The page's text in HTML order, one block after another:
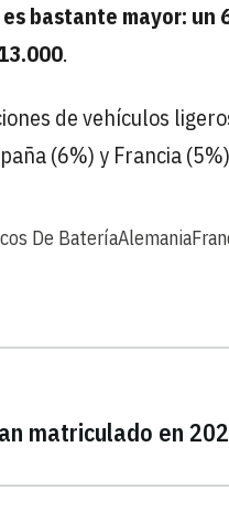
bastante mayor: un
.
de vehículos
(6%) y Francia
De BateríaAlemania
matriculado en